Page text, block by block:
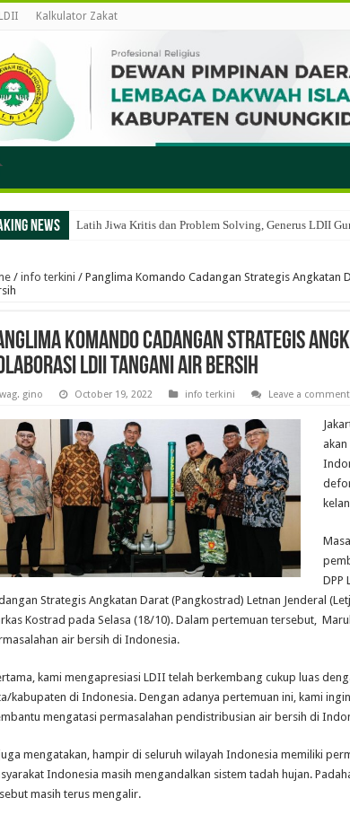
Kalkulator Zakat
News Latih Jiwa Kritis dan Problem Solving, Generus LDII
/ info terkini / Panglima Komando Cadangan Strategis Angkatan
Komando Cadangan Strategis
LDII Tangani Air Bersih
wag. gino October 19, 2022 info terkini Leave a comment
DPP
Strategis Angkatan Darat (Pangkostrad) Letnan Jenderal
Kostrad pada Selasa (18/10). Dalam pertemuan tersebut,
air bersih di Indonesia.
kami mengapresiasi LDII telah berkembang cukup luas
kabupaten di Indonesia. Dengan adanya pertemuan ini, kami
mengatasi permasalahan pendistribusian air bersih di
mengatakan, hampir di seluruh wilayah Indonesia memiliki
Indonesia masih mengandalkan sistem tadah hujan.
masih terus mengalir.